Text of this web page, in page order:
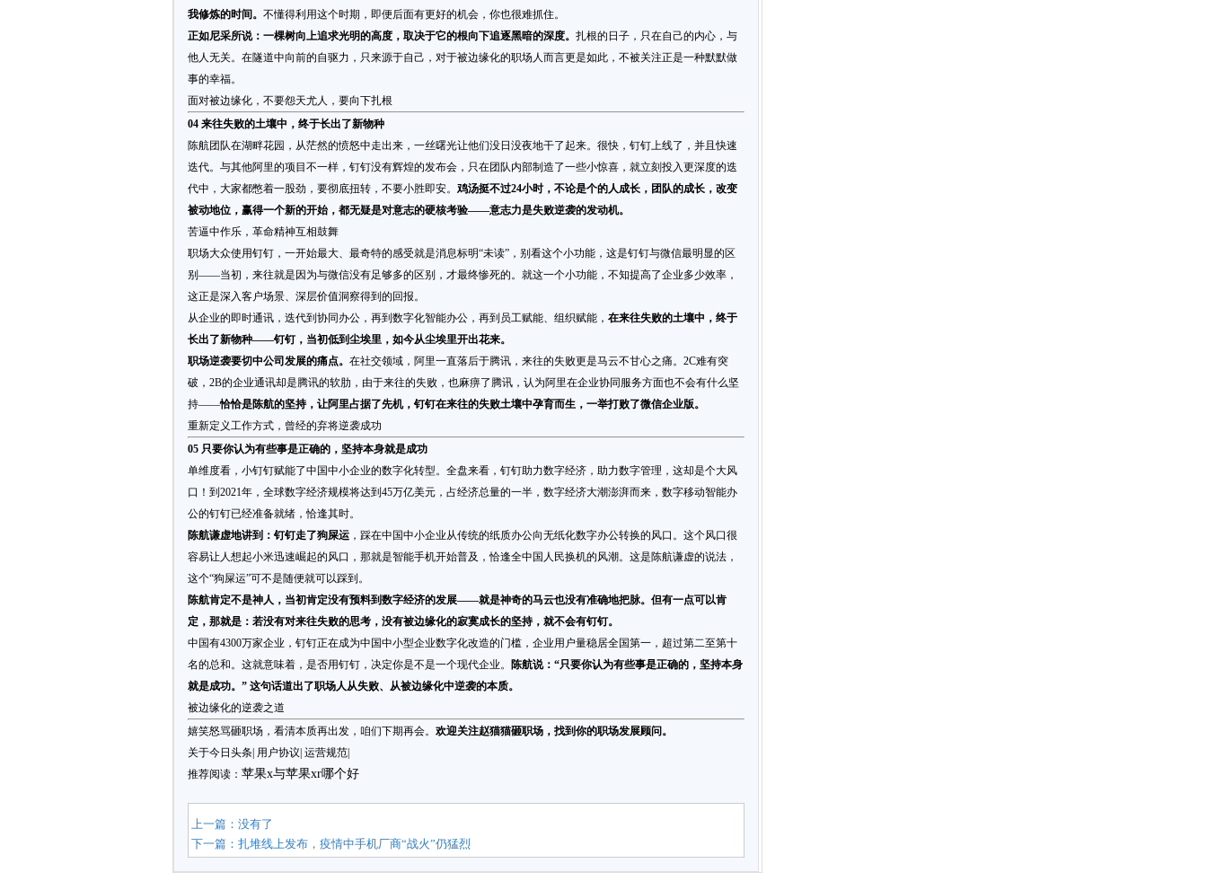
我修炼的时间。 不懂得利用这个时期，即便后面有更好的机会，你也很难抓住。
正如尼采所说：一棵树向上追求光明的高度，取决于它的根向下追逐黑暗的深度。 扎根的日子，只在自己的内心，与
他人无关。在隧道中向前的自驱力，只来源于自己，对于被边缘化的职场人而言更是如此，不被关注正是一种默默做
事的幸福。
面对被边缘化，不要怨天尤人，要向下扎根
04 来往失败的土壤中，终于长出了新物种
陈航团队在湖畔花园，从茫然的愤怒中走出来，一丝曙光让他们没日没夜地干了起来。很快，钉钉上线了，并且快速
迭代。与其他阿里的项目不一样，钉钉没有辉煌的发布会，只在团队内部制造了一些小惊喜，就立刻投入更深度的迭
代中，大家都憋着一股劲，要彻底扭转，不要小胜即安。 鸡汤挺不过24小时，不论是个的人成长，团队的成长，改变
被动地位，赢得一个新的开始，都无疑是对意志的硬核考验——意志力是失败逆袭的发动机。
苦逼中作乐，革命精神互相鼓舞
职场大众使用钉钉，一开始最大、最奇特的感受就是消息标明“未读”，别看这个小功能，这是钉钉与微信最明显的区
别——当初，来往就是因为与微信没有足够多的区别，才最终惨死的。就这一个小功能，不知提高了企业多少效率，
这正是深入客户场景、深层价值洞察得到的回报。
从企业的即时通讯，迭代到协同办公，再到数字化智能办公，再到员工赋能、组织赋能， 在来往失败的土壤中，终于
长出了新物种——钉钉，当初低到尘埃里，如今从尘埃里开出花来。
职场逆袭要切中公司发展的痛点。 在社交领域，阿里一直落后于腾讯，来往的失败更是马云不甘心之痛。2C难有突
破，2B的企业通讯却是腾讯的软肋，由于来往的失败，也麻痹了腾讯，认为阿里在企业协同服务方面也不会有什么坚
持——恰恰是陈航的坚持，让阿里占据了先机，钉钉在来往的失败土壤中孕育而生，一举打败了微信企业版。
重新定义工作方式，曾经的弃将逆袭成功
05 只要你认为有些事是正确的，坚持本身就是成功
单维度看，小钉钉赋能了中国中小企业的数字化转型。全盘来看，钉钉助力数字经济，助力数字管理，这却是个大风
口！到2021年，全球数字经济规模将达到45万亿美元，占经济总量的一半，数字经济大潮澎湃而来，数字移动智能办
公的钉钉已经准备就绪，恰逢其时。
陈航谦虚地讲到：钉钉走了狗屎运 ，踩在中国中小企业从传统的纸质办公向无纸化数字办公转换的风口。这个风口很
容易让人想起小米迅速崛起的风口，那就是智能手机开始普及，恰逢全中国人民换机的风潮。这是陈航谦虚的说法，
这个“狗屎运”可不是随便就可以踩到。
陈航肯定不是神人，当初肯定没有预料到数字经济的发展——就是神奇的马云也没有准确地把脉。但有一点可以肯
定，那就是：若没有对来往失败的思考，没有被边缘化的寂寞成长的坚持，就不会有钉钉。
中国有4300万家企业，钉钉正在成为中国中小型企业数字化改造的门槛，企业用户量稳居全国第一，超过第二至第十
名的总和。这就意味着，是否用钉钉，决定你是不是一个现代企业。
陈航说：“只要你认为有些事是正确的，坚持本身
就是成功。” 这句话道出了职场人从失败、从被边缘化中逆袭的本质。
被边缘化的逆袭之道
嬉笑怒骂砸职场，看清本质再出发，咱们下期再会。 欢迎关注赵猫猫砸职场，找到你的职场发展顾问。
关于今日头条| 用户协议| 运营规范|
推荐阅读： 苹果x与苹果xr哪个好
上一篇：没有了
下一篇：扎堆线上发布，疫情中手机厂商“战火”仍猛烈